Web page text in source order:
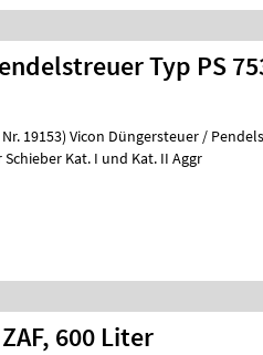
Typ PS
Typ PS
Kat. I und Kat. II Aggr
600 Liter